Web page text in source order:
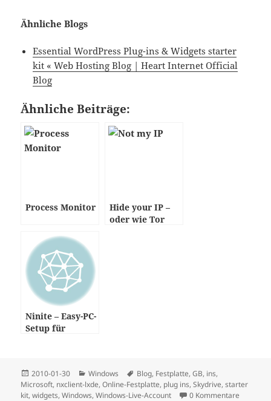
Ähnliche Blogs
Essential WordPress Plug-ins & Widgets starter
kit « Web Hosting Blog | Heart Internet Official
Blog
Ähnliche Beiträge:
Process Monitor
Hide your IP –
oder wie Tor
Ninite – Easy-PC-
Setup für
Posted
on
2010-01-30 Categories
Windows Tags
Blog, Festplatte,GB, ins,
Microsoft, nxclient-lxde,Online-Festplatte, plug ins,Skydrive,starter
kit,widgets,Windows,Windows-Live-Account 0 Kommentare